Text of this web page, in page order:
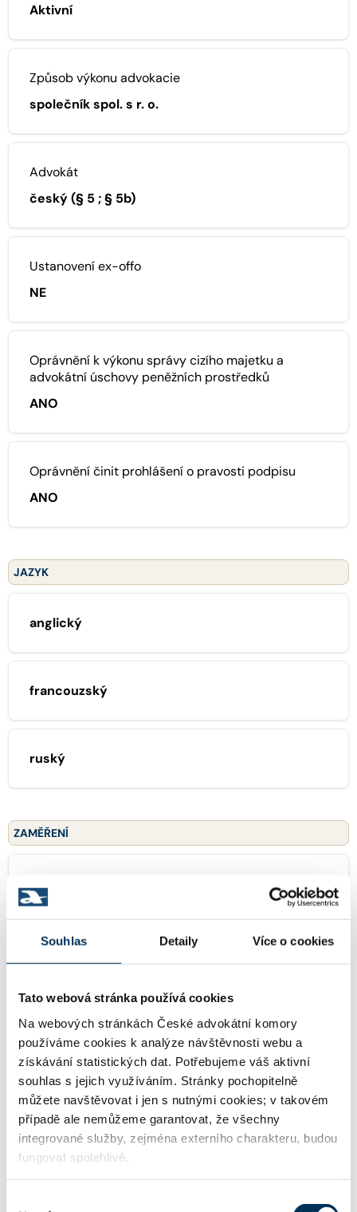
Souhlas Detaily Více o cookies
Tato webová stránka používá cookies
Na webových stránkách České advokátní komory
používáme cookies k analýze návštěvnosti webu a
získávání statistických dat. Potřebujeme váš aktivní
souhlas s jejich využíváním. Stránky pochopitelně
můžete navštěvovat i jen s nutnými cookies; v takovém
případě ale nemůžeme garantovat, že všechny
integrované služby, zejména externího charakteru, budou
fungovat spolehlivě.
Aktivní
Způsob výkonu advokacie
společník spol. s r. o.
Advokát
český (§ 5 ; § 5b)
Ustanovení ex-offo
NE
Oprávnění k výkonu správy cizího majetku a
advokátní úschovy peněžních prostředků
ANO
Oprávnění činit prohlášení o pravosti podpisu
ANO
JAZYK
anglický
francouzský
ruský
ZAMĚŘENÍ
36 ochrana hospodářské soutěže
38 pracovní právo
42 stavební právo
47 pojišťovací právo
KONCIPIENTI